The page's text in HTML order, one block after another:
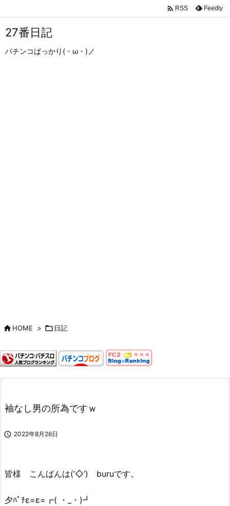
 RSS Feedly
27番日記
パチンコばっかり(・ω・)ノ
HOME >  日記
袖なし男の所為ですｗ
 2022年8月26日
皆様 こんばんは(‘◇’)ゞburuです。
夕ﾊﾟﾁε=ε=┏( ・_・)┛